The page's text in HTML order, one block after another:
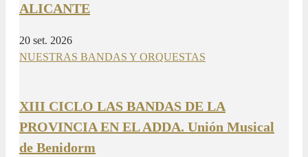
ALICANTE
20 set. 2026
NUESTRAS BANDAS Y ORQUESTAS
XIII CICLO LAS BANDAS DE LA
PROVINCIA EN EL ADDA. Unión Musical
de Benidorm